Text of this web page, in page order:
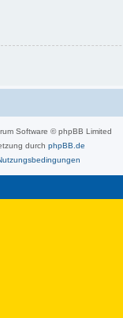
Software © phpBB Limited
durch phpBB.de